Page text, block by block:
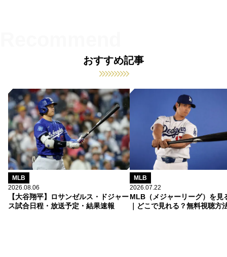
おすすめ記事
MLB
2026.08.06
【大谷翔平】ロサンゼルス・ドジャー
ス試合日程・放送予定・結果速報
MLB
2026.07.22
MLB（メジャーリーグ）を見
｜どこで見れる？無料視聴方